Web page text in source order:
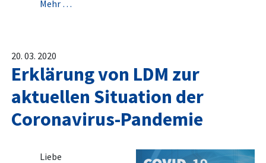
Mehr …
20. 03. 2020
Erklärung von LDM zur
aktuellen Situation der
Coronavirus-Pandemie
Liebe